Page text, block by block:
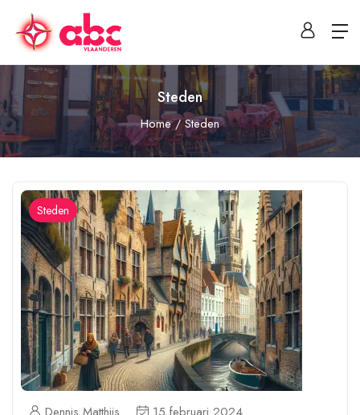
Steden
Home Steden
Steden
Dennis Matthijs 15 februari 2024